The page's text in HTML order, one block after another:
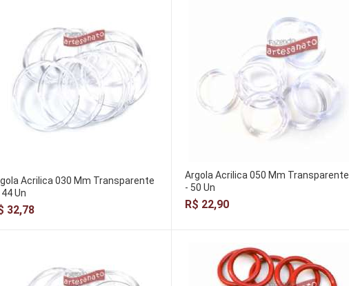
Acrilica 030 Mm Transparente
Un
32,78
Argola Acrilica 050 Mm Transparente
- 50 Un
R$ 22,90